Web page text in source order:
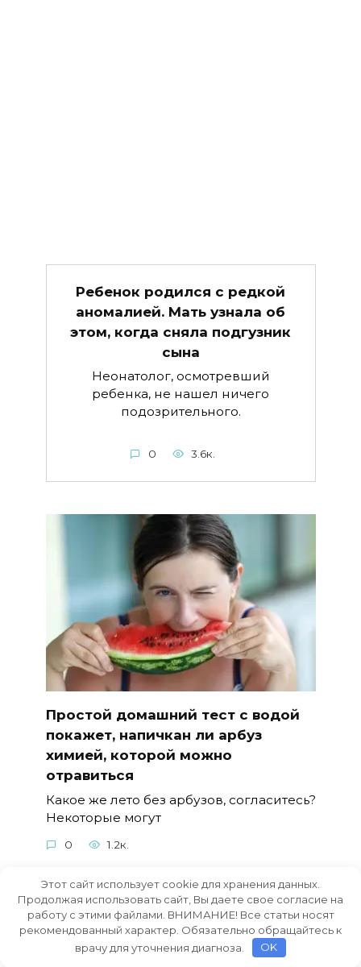
Ребенок родился с редкой
аномалией. Мать узнала об
этом, когда сняла подгузник
сына
Неонатолог, осмотревший
ребенка, не нашел ничего
подозрительного.
0 3.6к.
Простой домашний тест с водой
покажет, напичкан ли арбуз
химией, которой можно
отравиться
Какое же лето без арбузов, согласитесь?
Некоторые могут
0 1.2к.
Необычный случай:
внутриматочную спираль,
установленную 30 лет назад,
Этот сайт использует cookie для хранения данных.
Продолжая использовать сайт, Вы даете свое согласие на
работу с этими файлами. ВНИМАНИЕ! Все статьи носят
рекомендованный характер. Обязательно обращайтесь к
врачу для уточнения диагноза.
OK